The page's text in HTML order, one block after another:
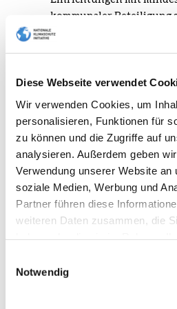
Diese Webseite verwendet
Wir verwenden Cookies, um
personalisieren, Funktionen für
zu können und die Zugriffe auf
analysieren. Außerdem geben
Verwendung unserer Website an
soziale Medien, Werbung und
Partner führen diese
weiteren Daten zusammen, die
Notwendig
kommunaler Beteiligung
Zweckverbände, an
Ggf. Vertreter und
antragsberechtigter
sich: Ist meine
- Schauen Sie gern ab
Kommunalrichtlinie)
Veranstalter
Klimaschutz